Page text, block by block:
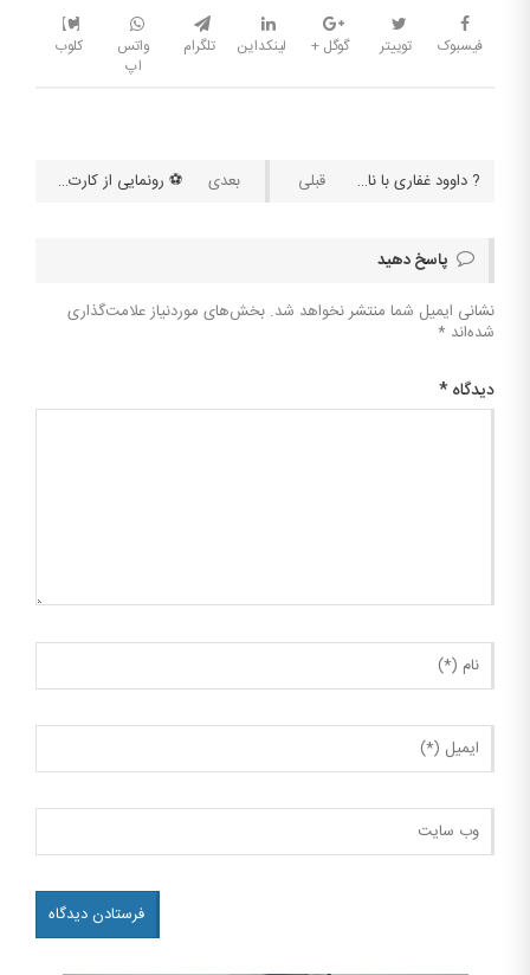
فیسبوک توییتر گوگل + لینکداین تلگرام
واتس
اپ
کلوب
? داوود غفاری با نام شناخته شده داوود هزینه، در ترکیه بازداشت شد ⚽️ رونمایی از کارت آبی در فوتبال
پاسخ دهید
نشانی ایمیل شما منتشر نخواهد شد. بخش‌های موردنیاز علامت‌گذاری
شده‌اند *
دیدگاه *